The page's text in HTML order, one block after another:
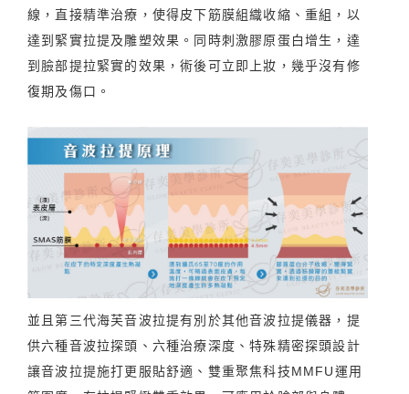
線，直接精準治療，使得皮下筋膜組織收縮、重組，以
達到緊實拉提及雕塑效果。同時刺激膠原蛋白增生，達
到臉部提拉緊實的效果，術後可立即上妝，幾乎沒有修
復期及傷口。
並且第三代海芙音波拉提有別於其他音波拉提儀器，提
供六種音波拉探頭、六種治療深度、特殊精密探頭設計
讓音波拉提施打更服貼舒適、雙重聚焦科技MMFU運用